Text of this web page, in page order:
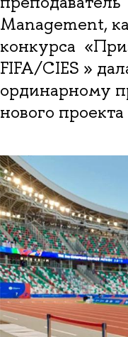
Management,
конкурса
FIFA/CIES »
ординарному
нового